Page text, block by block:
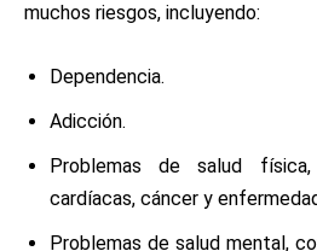
muchos riesgos, incluyendo:
Dependencia.
Adicción.
Problemas de salud
cardíacas, cáncer y
Problemas de salud mental,